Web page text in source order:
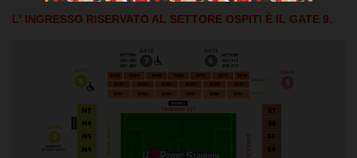
L' INGRESSO RISERVATO AL SETTORE OSPITI È IL GATE 9.